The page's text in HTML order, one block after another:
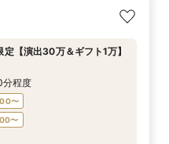
曜限定！イチから相談＆貸
〜
約
ったり見学*大聖堂×選べる2
約
【演出30万＆ギフト1万】
分程度
〜
〜